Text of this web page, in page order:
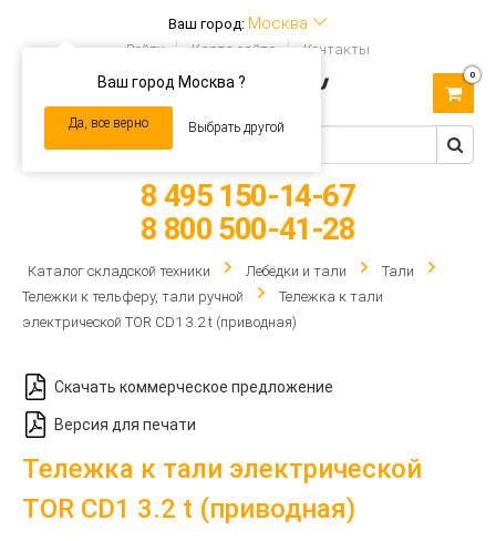
Ваш город: Москва
Ваш город Москва ?
Да, все верно Выбрать другой
Войти Карта сайта Контакты
navigation
0
8 495 150-14-67
8 800 500-41-28
Каталог складской техники Лебёдки и тали
Тали
Тележки к тельферу, тали ручной
Тележка к тали
электрической TOR CD1 3.2 t (приводная)
Скачать коммерческое предложение
Версия для печати
Тележка к тали электрической
TOR CD1 3.2 t (приводная)